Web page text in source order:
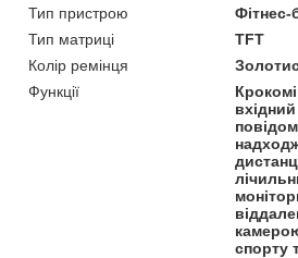
Тип пристрою
Фітнес-
Тип матриці
TFT
Колір ремінця
Функції
спорту